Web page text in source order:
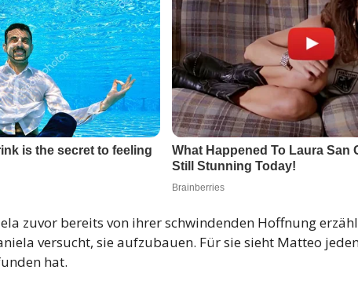
zuvor bereits von ihrer schwindenden Hoffnung
versucht, sie aufzubauen. Für sie sieht Matteo
hat.